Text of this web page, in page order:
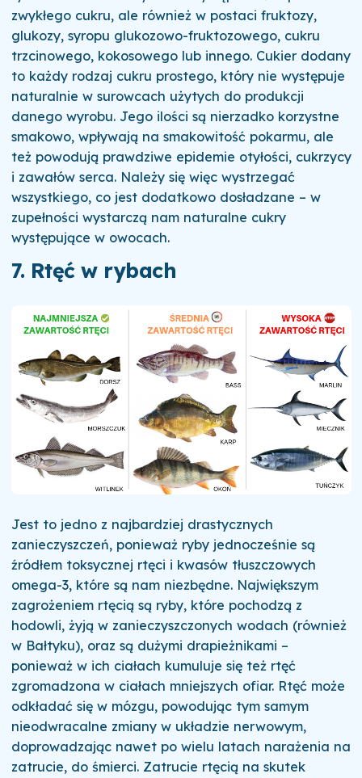
zwykłego cukru, ale również w postaci fruktozy,
glukozy, syropu glukozowo-fruktozowego, cukru
trzcinowego, kokosowego lub innego. Cukier dodany
to każdy rodzaj cukru prostego, który nie występuje
naturalnie w surowcach użytych do produkcji
danego wyrobu. Jego ilości są nierzadko korzystne
smakowo, wpływają na smakowitość pokarmu, ale
też powodują prawdziwe epidemie otyłości, cukrzycy
i zawałów serca. Należy się więc wystrzegać
wszystkiego, co jest dodatkowo dosładzane – w
zupełności wystarczą nam naturalne cukry
występujące w owocach.
7. Rtęć w rybach
Jest to jedno z najbardziej drastycznych
zanieczyszczeń, ponieważ ryby jednocześnie są
źródłem toksycznej rtęci i kwasów tłuszczowych
omega-3, które są nam niezbędne. Największym
zagrożeniem rtęcią są ryby, które pochodzą z
hodowli, żyją w zanieczyszczonych wodach (również
w Bałtyku), oraz są dużymi drapieżnikami –
ponieważ w ich ciałach kumuluje się też rtęć
zgromadzona w ciałach mniejszych ofiar. Rtęć może
odkładać się w mózgu, powodując tym samym
nieodwracalne zmiany w układzie nerwowym,
doprowadzając nawet po wielu latach narażenia na
zatrucie, do śmierci. Zatrucie rtęcią na skutek